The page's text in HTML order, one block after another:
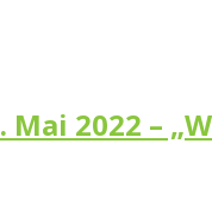
2022 –